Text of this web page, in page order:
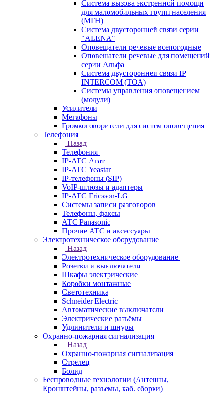
Система вызова экстренной помощи
для маломобильных групп населения
(МГН)
Система двусторонней связи серии
"ALENA"
Оповещатели речевые всепогодные
Оповещатели речевые для помещений
серии Альфа
Система двусторонней связи IP
INTERCOM (TOA)
Системы управления оповещением
(модули)
Усилители
Мегафоны
Громкоговорители для систем оповещения
Телефония
Назад
Телефония
IP-АТС Агат
IP-АТС Yeastar
IP-телефоны (SIP)
VoIP-шлюзы и адаптеры
IP-АТС Ericsson-LG
Системы записи разговоров
Телефоны, факсы
АТС Panasonic
Прочие АТС и аксессуары
Электротехническое оборудование
Назад
Электротехническое оборудование
Розетки и выключатели
Шкафы электрические
Коробки монтажные
Светотехника
Schneider Electric
Автоматические выключатели
Электрические разъёмы
Удлинители и шнуры
Охранно-пожарная сигнализация
Назад
Охранно-пожарная сигнализация
Стрелец
Болид
Беспроводные технологии (Антенны,
Кронштейны, разъемы, каб. сборки)